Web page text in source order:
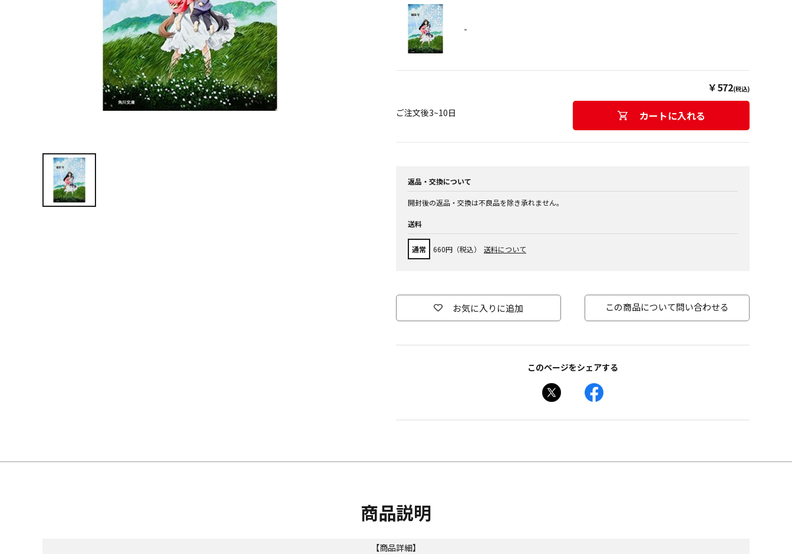
-
￥572(税込)
ご注文後3~10日 カートに入れる
返品・交換について
開封後の返品・交換は不良品を除き承れません。
送料
通常 660円（税込） 送料について
お気に入りに追加 この商品について問い合わせる
このページをシェアする
商品説明
【商品詳細】